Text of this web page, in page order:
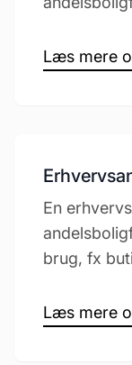
Læs mere
En
brug, fx
Læs mere